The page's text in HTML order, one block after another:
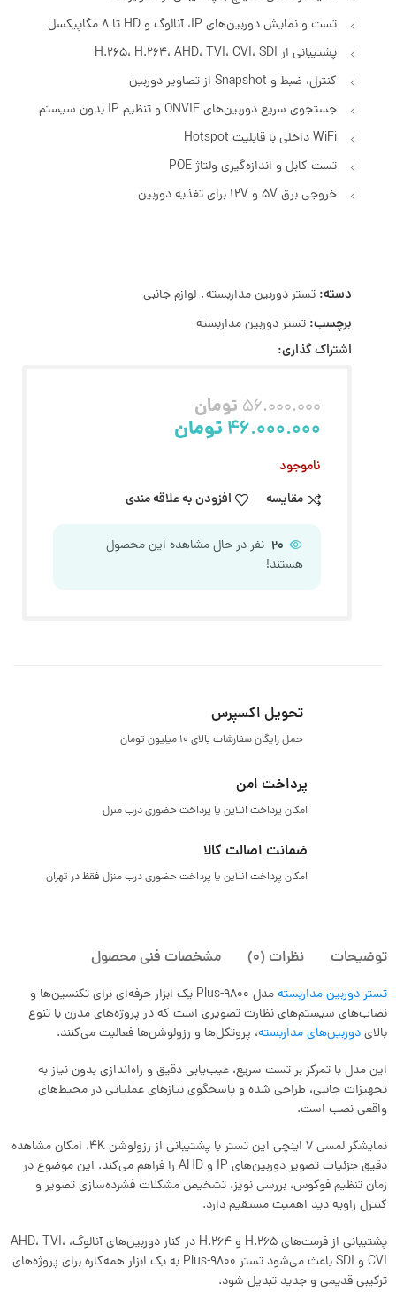
تست و نمایش دوربین‌های IP، آنالوگ و HD تا 8 مگاپیکسل
پشتیبانی از H.265، H.264، AHD، TVI، CVI، SDI
کنترل، ضبط و Snapshot از تصاویر دوربین
جستجوی سریع دوربین‌های ONVIF و تنظیم IP بدون سیستم
WiFi داخلی با قابلیت Hotspot
تست کابل و اندازه‌گیری ولتاژ POE
خروجی برق 5V و 12V برای تغذیه دوربین
دسته: تستر دوربین مداربسته, لوازم جانبی
برچسب: تستر دوربین مداربسته
اشتراک گذاری:
56.000.000تومان
46.000.000 تومان
ناموجود
مقایسه
افزودن به علاقه مندی
20 نفر در حال مشاهده این محصول
هستند!
تحویل اکسپرس
حمل رایگان سفارشات بالای ۱۰ میلیون تومان
پرداخت امن
امکان پرداخت انلاین یا پرداخت حضوری درب منزل
ضمانت اصالت کالا
امکان پرداخت انلاین یا پرداخت حضوری درب منزل فقظ در تهران
توضیحات نظرات (0) مشخصات فنی محصول
تستر دوربین مداربسته
مدل 9800-Plus یک ابزار حرفه‌ای برای تکنسین‌ها و
نصاب‌های سیستم‌های نظارت تصویری است که در پروژه‌های مدرن با تنوع
بالایدوربین‌های مداربسته، پروتکل‌ها و رزولوشن‌ها فعالیت می‌کنند.
این مدل با تمرکز بر تست سریع، عیب‌یابی دقیق و راه‌اندازی بدون نیاز به
تجهیزات جانبی، طراحی شده و پاسخگوی نیازهای عملیاتی در محیط‌های
واقعی نصب است.
نمایشگر لمسی 7 اینچی این تستر با پشتیبانی از رزولوشن 4K، امکان مشاهده
دقیق جزئیات تصویر دوربین‌های IP و AHD را فراهم می‌کند. این موضوع در
زمان تنظیم فوکوس، بررسی نویز، تشخیص مشکلات فشرده‌سازی تصویر و
کنترل زاویه دید اهمیت مستقیم دارد.
پشتیبانی از فرمت‌های H.265 و H.264 در کنار دوربین‌های آنالوگ، AHD، TVI،
CVI و SDI باعث می‌شود تستر 9800-Plus به یک ابزار همه‌کاره برای پروژه‌های
ترکیبی قدیمی و جدید تبدیل شود.